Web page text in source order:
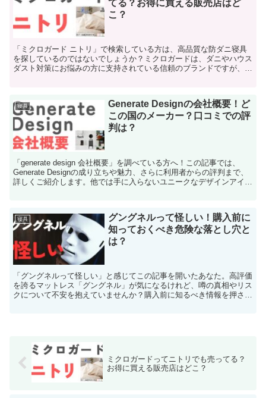
てる？お得に買える販売店はど
こ？
「ミクロガード ニトリ」で検索している方は、高品質な防ダニ寝具
を探しているのではないでしょうか？ミクロガードは、ダニやハウス
ダスト対策にお悩みの方に支持されている信頼のブランドですが、
寝具
Generate Designの会社概要！ど
この国のメーカー？口コミでの評
判は？
「generate design 会社概要」を調べている方へ！この記事では、
Generate Designの成り立ちや魅力、さらに利用者からの評判まで、
詳しくご紹介します。他では手に入らないユニークなデザインアイテ
寝具
グングネルって怪しい！購入前に
知っておくべき危険な落とし穴と
は？
「グングネルって怪しい」と感じてこの記事を開いたあなた。高評価
を誇るマットレス「グングネル」が気になるけれど、噂の真相やリス
クについて不安を抱えていませんか？購入前に知るべき情報を押さえ
ミクロガードってニトリでも売ってる？
お得に買える販売店はどこ？